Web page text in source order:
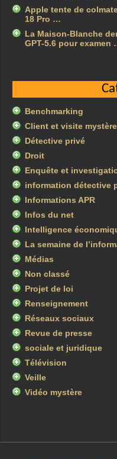
Apple tente de
18 Pro …
La Maison-Blanche
GPT-5.6 pour examen
Benchmarking
Client et visite mystère
Détective privé
Droit
Enquête et
information détective
Informations APR
Infos du net
Intelligence
La semaine de
Médias
Non classé
Projet de loi
Renseignement
Réseaux sociaux
Revue de presse
sociale et juridique
Télévision
Veille
Vidéo mystère